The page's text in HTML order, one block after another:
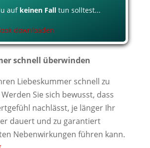
auf keinen Falltun solltest...
schnell überwinden
Liebeskummer schnell zu
Sie sich bewusst, dass
nachlässt, je länger Ihr
dauert und zu garantiert
Nebenwirkungen führen kann.